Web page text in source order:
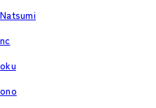
Natsumi
nc
oku
ono